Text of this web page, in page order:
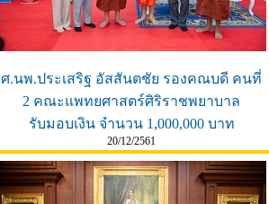
ศ.นพ.ประเสริฐ อัสสันตชัย รองคณบดี คนที่
2 คณะแพทยศาสตร์ศิริราชพยาบาล
รับมอบเงิน จำนวน 1,000,000 บาท
20/12/2561